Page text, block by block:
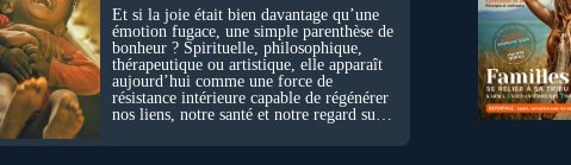
Et si la joie était bien davantage qu’une
émotion fugace, une simple parenthèse de
bonheur ? Spirituelle, philosophique,
thérapeutique ou artistique, elle apparaît
aujourd’hui comme une force de
résistance intérieure capable de régénérer
nos liens, notre santé et notre regard sur